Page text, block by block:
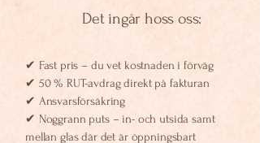
Det ingår hoss oss:
✔ Fast pris – du vet kostnaden i förväg
✔ 50 % RUT-avdrag direkt på fakturan
✔ Ansvarsförsäkring
✔ Noggrann puts – in- och utsida samt
mellan glas där det är öppningsbart